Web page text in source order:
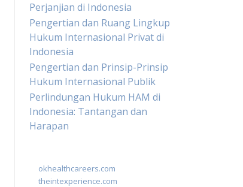
Perjanjian di Indonesia
Pengertian dan Ruang Lingkup
Hukum Internasional Privat di
Indonesia
Pengertian dan Prinsip-Prinsip
Hukum Internasional Publik
Perlindungan Hukum HAM di
Indonesia: Tantangan dan
Harapan
okhealthcareers.com
theintexperience.com